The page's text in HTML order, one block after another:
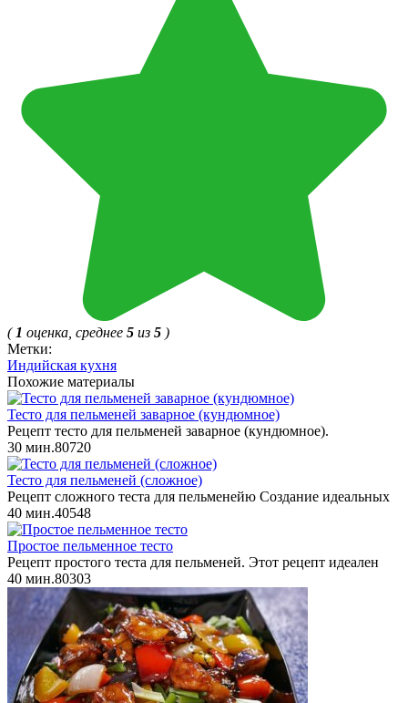
( 1 оценка, среднее 5 из 5 )
Метки:
Индийская кухня
Похожие материалы
Тесто для пельменей заварное (кундюмное)
Рецепт тесто для пельменей заварное (кундюмное).
30 мин.80720
Тесто для пельменей (сложное)
Рецепт сложного теста для пельменейю Создание идеальных
40 мин.40548
Простое пельменное тесто
Рецепт простого теста для пельменей. Этот рецепт идеален
40 мин.80303